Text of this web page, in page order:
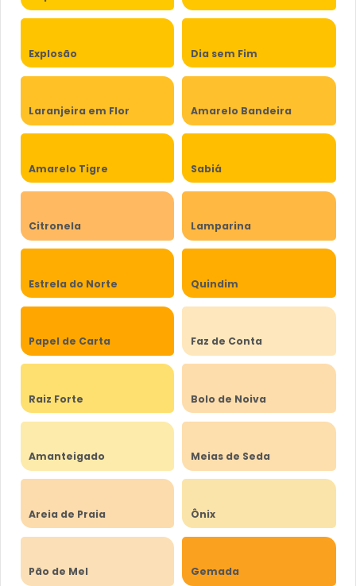
Explosão Dia sem Fim
Laranjeira em Flor Amarelo Bandeira
Amarelo Tigre Sabiá
Citronela Lamparina
Estrela do Norte Quindim
Papel de Carta Faz de Conta
Raiz Forte Bolo de Noiva
Amanteigado Meias de Seda
Areia de Praia Ônix
Pão de Mel Gemada